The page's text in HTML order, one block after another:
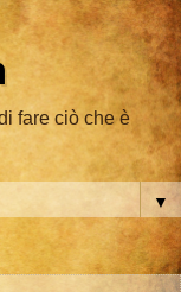
fare ciò che è
▼